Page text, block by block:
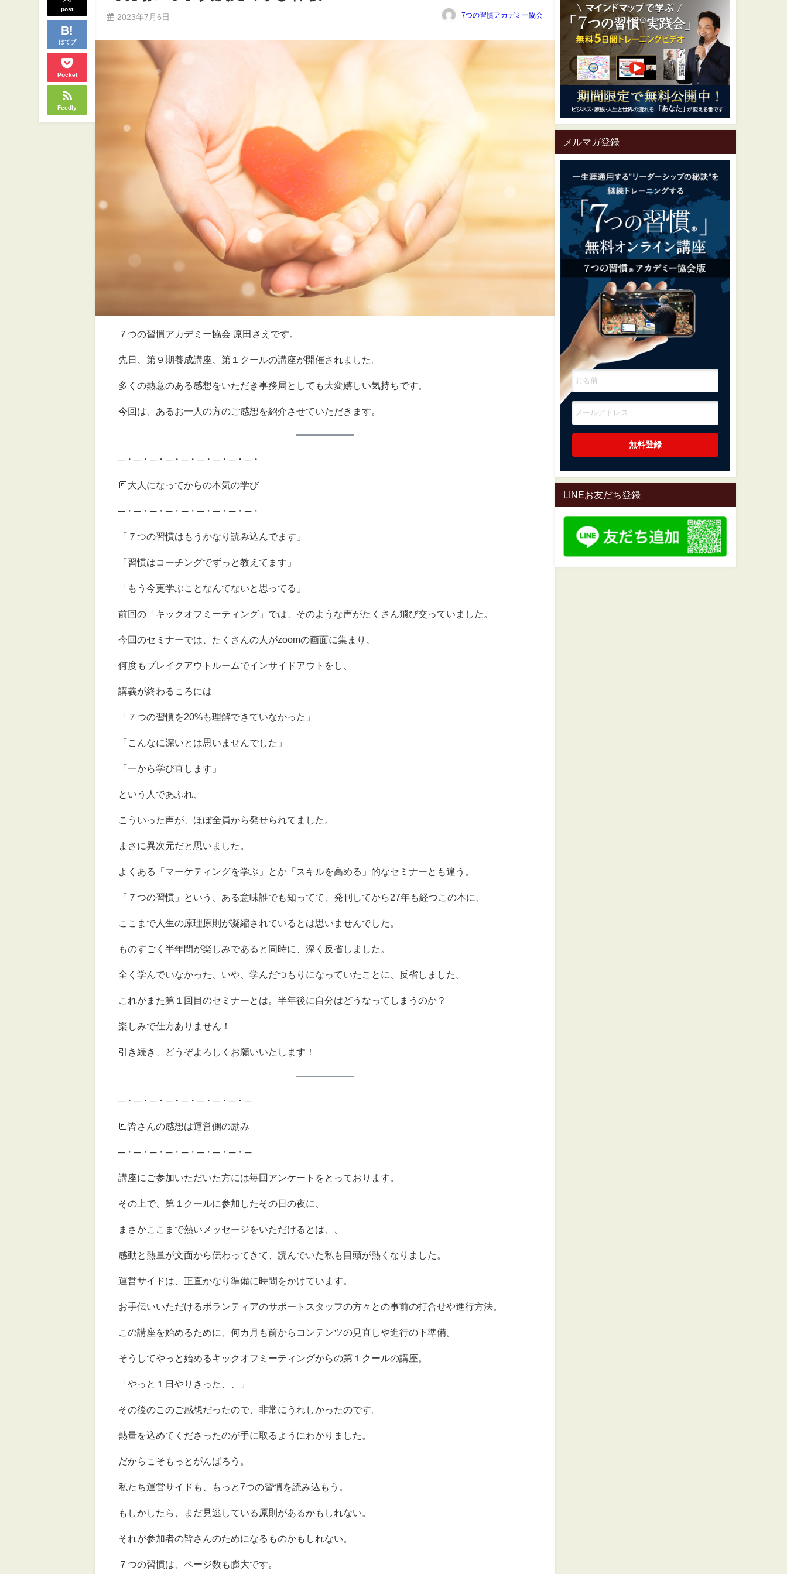
post
はてブ
Pocket
Feedly
2023年7月6日 7つの習慣アカデミー協会
７つの習慣アカデミー協会 原田さえです。
先日、第９期養成講座、第１クールの講座が開催されました。
多くの熱意のある感想をいただき事務局としても大変嬉しい気持ちです。
今回は、あるお一人の方のご感想を紹介させていただきます。
─・─・─・─・─・─・─・─・─・
🔳大人になってからの本気の学び
─・─・─・─・─・─・─・─・─・
「７つの習慣はもうかなり読み込んでます」
「習慣はコーチングでずっと教えてます」
「もう今更学ぶことなんてないと思ってる」
前回の「キックオフミーティング」では、そのような声がたくさん飛び交っていました。
今回のセミナーでは、たくさんの人がzoomの画面に集まり、
何度もブレイクアウトルームでインサイドアウトをし、
講義が終わるころには
「７つの習慣を20%も理解できていなかった」
「こんなに深いとは思いませんでした」
「一から学び直します」
という人であふれ、
こういった声が、ほぼ全員から発せられてました。
まさに異次元だと思いました。
よくある「マーケティングを学ぶ」とか「スキルを高める」的なセミナーとも違う。
「７つの習慣」という、ある意味誰でも知ってて、発刊してから27年も経つこの本に、
ここまで人生の原理原則が凝縮されているとは思いませんでした。
ものすごく半年間が楽しみであると同時に、深く反省しました。
全く学んでいなかった、いや、学んだつもりになっていたことに、反省しました。
これがまた第１回目のセミナーとは。半年後に自分はどうなってしまうのか？
楽しみで仕方ありません！
引き続き、どうぞよろしくお願いいたします！
─・─・─・─・─・─・─・─・─
🔳皆さんの感想は運営側の励み
─・─・─・─・─・─・─・─・─
講座にご参加いただいた方には毎回アンケートをとっております。
その上で、第１クールに参加したその日の夜に、
まさかここまで熱いメッセージをいただけるとは、、
感動と熱量が文面から伝わってきて、読んでいた私も目頭が熱くなりました。
運営サイドは、正直かなり準備に時間をかけています。
お手伝いいただけるボランティアのサポートスタッフの方々との事前の打合せや進行方法。
この講座を始めるために、何カ月も前からコンテンツの見直しや進行の下準備。
そうしてやっと始めるキックオフミーティングからの第１クールの講座。
「やっと１日やりきった、、」
その後のこのご感想だったので、非常にうれしかったのです。
熱量を込めてくださったのが手に取るようにわかりました。
だからこそもっとがんばろう。
私たち運営サイドも、もっと7つの習慣を読み込もう。
もしかしたら、まだ見逃している原則があるかもしれない。
それが参加者の皆さんのためになるものかもしれない。
７つの習慣は、ページ数も膨大です。
メルマガ登録
LINEお友だち登録